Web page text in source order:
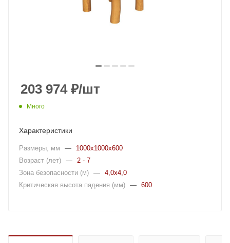
203 974₽/шт
Много
Характеристики
Размеры, мм —
1000x1000x600
Возраст (лет) —
2 - 7
Зона безопасности (м) — 4,0x4,0
Критическая высота падения (мм) — 600